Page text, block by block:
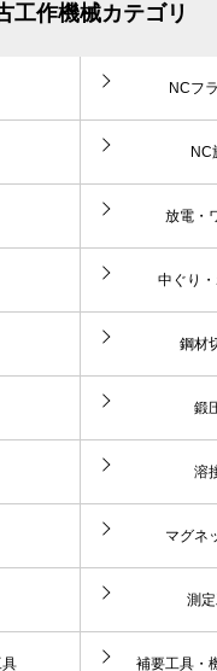
工作機械カテゴリ
NCフ
NC
放電・
中ぐり
鋼材
鍛
溶
マグネ
測
具 補要工具・